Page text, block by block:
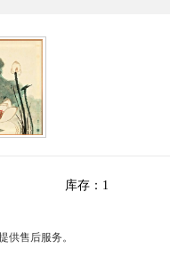
库存： 1
供售后服务。